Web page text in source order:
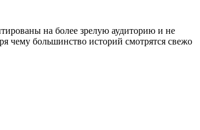
на более зрелую аудиторию и не
чему большинство историй смотрятся свежо